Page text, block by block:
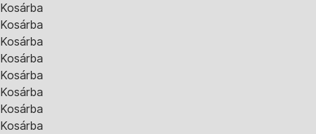
Kosárba
Kosárba
Kosárba
Kosárba
Kosárba
Kosárba
Kosárba
Kosárba